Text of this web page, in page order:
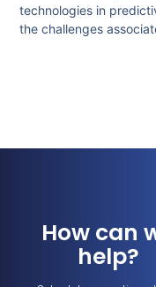
technologies in
the challenges
How can
help?